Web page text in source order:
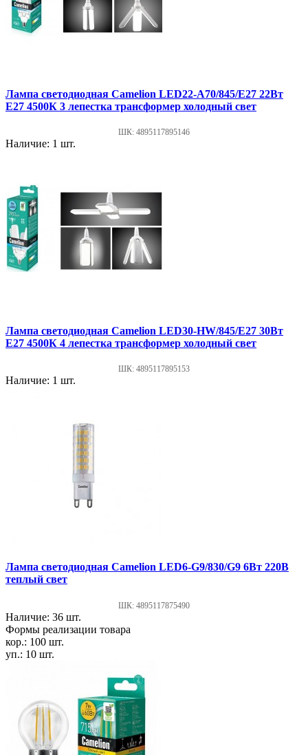
Лампа светодиодная Camelion LED22-A70/845/E27 22Вт
Е27 4500К 3 лепестка трансформер холодный свет
ШК: 4895117895146
Наличие: 1 шт.
Лампа светодиодная Camelion LED30-HW/845/E27 30Вт
Е27 4500К 4 лепестка трансформер холодный свет
ШК: 4895117895153
Наличие: 1 шт.
Лампа светодиодная Camelion LED6-G9/830/G9 6Вт 220В
теплый свет
ШК: 4895117875490
Наличие: 36 шт.
Формы реализации товара
кор.: 100 шт.
уп.: 10 шт.